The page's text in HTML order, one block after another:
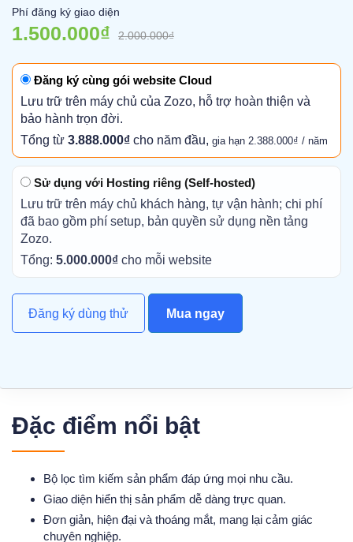
Phí đăng ký giao diện
1.500.000₫ 2.000.000₫
Đăng ký cùng gói website Cloud
Lưu trữ trên máy chủ của Zozo, hỗ trợ hoàn thiện và
bảo hành trọn đời.
Tổng từ 3.888.000₫ cho năm đầu, gia hạn 2.388.000₫ / năm
Sử dụng với Hosting riêng (Self-hosted)
Lưu trữ trên máy chủ khách hàng, tự vận hành; chi phí
đã bao gồm phí setup, bản quyền sử dụng nền tảng
Zozo.
Tổng: 5.000.000₫ cho mỗi website
Đăng ký dùng thử Mua ngay
Đặc điểm nổi bật
​Bộ lọc tìm kiếm sản phẩm đáp ứng mọi nhu cầu.
Giao diện hiển thị sản phẩm dễ dàng trực quan.
Đơn giản, hiện đại và thoáng mắt, mang lại cảm giác
chuyên nghiệp.